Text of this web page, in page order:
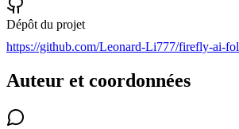
Dépôt du projet
https://github.com/Leonard-Li777/firefly-ai-
Auteur et coordonnées